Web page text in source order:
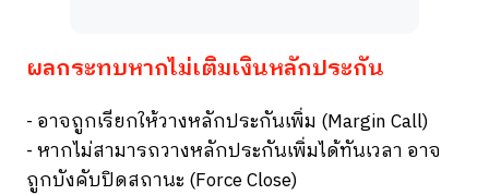
ผลกระทบหากไม่เติมเงินหลักประกัน
- อาจถูกเรียกให้วางหลักประกันเพิ่ม (Margin Call)
-หากไม่สามารถวางหลักประกันเพิ่มได้ทันเวลา อาจ
ถูกบังคับปิดสถานะ (Force Close)